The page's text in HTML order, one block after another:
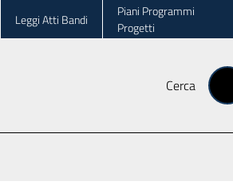
Leggi Atti Bandi
Piani Programmi
Progetti
Cerca